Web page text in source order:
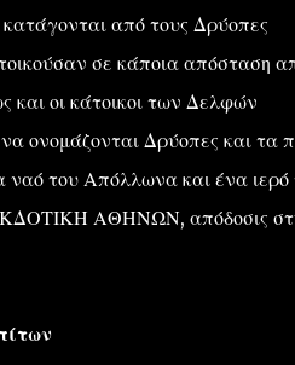
κατάγονται από τους Δρύοπες
σε κάποια απόσταση
και οι κάτοικοι των Δελφών
ονομάζονται Δρύοπες και τα
του Απόλλωνα και ένα ιερό
ΑΘΗΝΩΝ, απόδοσις